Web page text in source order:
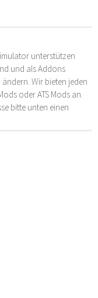
unterstützen
und als Addons
Wir bieten jeden
oder ATS Mods an.
bitte unten einen